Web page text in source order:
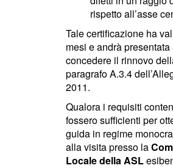
rispetto all’asse
Tale certificazione ha
mesi e andrà
concedere il rinnovo
paragrafo A.3.4
2011.
Qualora i requisiti
fossero sufficienti per
guida in regime
alla visita presso la
Locale della ASL